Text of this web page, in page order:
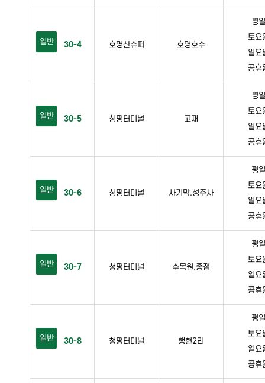
일반 30-4 호명산슈퍼 호명호수
평
토
일
공
일반 30-5 청평터미널 고재
평
토
일
공
일반 30-6 청평터미널 사기막.성주사
평
토
일
공
일반 30-7 청평터미널 수목원.종점
평
토
일
공
일반 30-8 청평터미널 행현2리
평
토
일
공